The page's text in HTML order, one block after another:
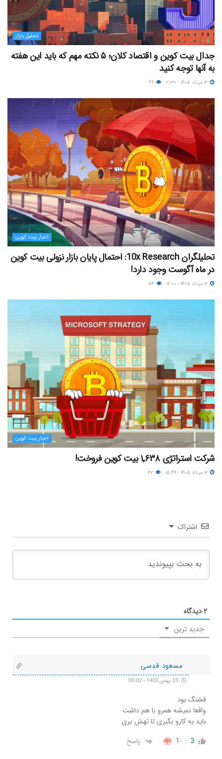
تحلیل بازار
جدال بیت کوین و اقتصاد کلان؛ ۵ نکته مهم که باید این هفته
به آنها توجه کنید
اخبار بیت کوین
تحلیلگران 10x Research: احتمال پایان بازار نزولی بیت کوین
در ماه آگوست وجود دارد!
اخبار بیت کوین
شرکت استراتژی ۱٬۶۳۸ بیت کوین فروخت!
اشتراک
۲دیدگاه
جدید ترین
مسعود قدسی
قشنگ بود
واقعا نمیشه همرو با هم داشت
باید یه کارو بگیری تا تهش بری
3
-1 پاسخ